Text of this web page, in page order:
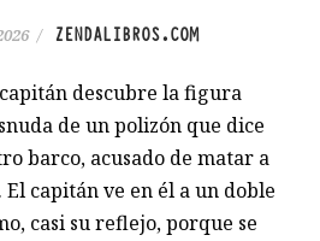
/ ZENDALIBROS.COM
descubre la figura
de un polizón que dice
barco, acusado de matar a
capitán ve en él a un doble
casi su reflejo, porque se